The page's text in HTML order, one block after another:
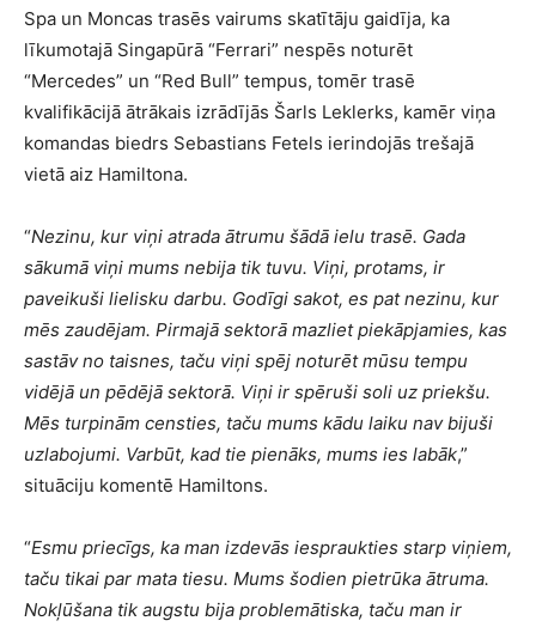
Spa un Moncas trasēs vairums skatītāju gaidīja, ka
līkumotajā Singapūrā “Ferrari” nespēs noturēt
“Mercedes” un “Red Bull” tempus, tomēr trasē
kvalifikācijā ātrākais izrādījās Šarls Leklerks, kamēr viņa
komandas biedrs Sebastians Fetels ierindojās trešajā
vietā aiz Hamiltona.
“Nezinu, kur viņi atrada ātrumu šādā ielu trasē. Gada
sākumā viņi mums nebija tik tuvu. Viņi, protams, ir
paveikuši lielisku darbu. Godīgi sakot, es pat nezinu, kur
mēs zaudējam. Pirmajā sektorā mazliet piekāpjamies, kas
sastāv no taisnes, taču viņi spēj noturēt mūsu tempu
vidējā un pēdējā sektorā. Viņi ir spēruši soli uz priekšu.
Mēs turpinām censties, taču mums kādu laiku nav bijuši
uzlabojumi. Varbūt, kad tie pienāks, mums ies labāk,”
situāciju komentē Hamiltons.
“Esmu priecīgs, ka man izdevās iespraukties starp viņiem,
taču tikai par mata tiesu. Mums šodien pietrūka ātruma.
Nokļūšana tik augstu bija problemātiska, taču man ir